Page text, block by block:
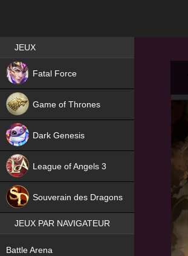
Best RPG games in France
JEUX
Fatal Force
Game of Thrones
Dark Genesis
League of Angels 3
Souverain des Dragons
JEUX PAR NAVIGATEUR
Battle Arena